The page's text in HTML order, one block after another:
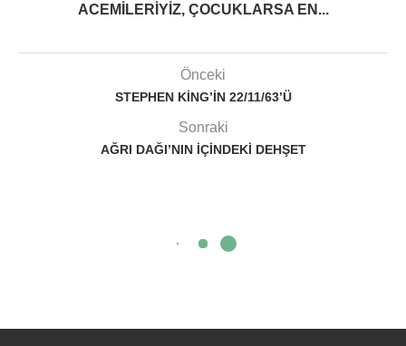
ACEMILERIYIZ, ÇOCUKLARSA EN...
Önceki
STEPHEN KING’IN 22/11/63’Ü
Sonraki
AĞRI DAĞI’NIN İÇINDEKI DEHŞET